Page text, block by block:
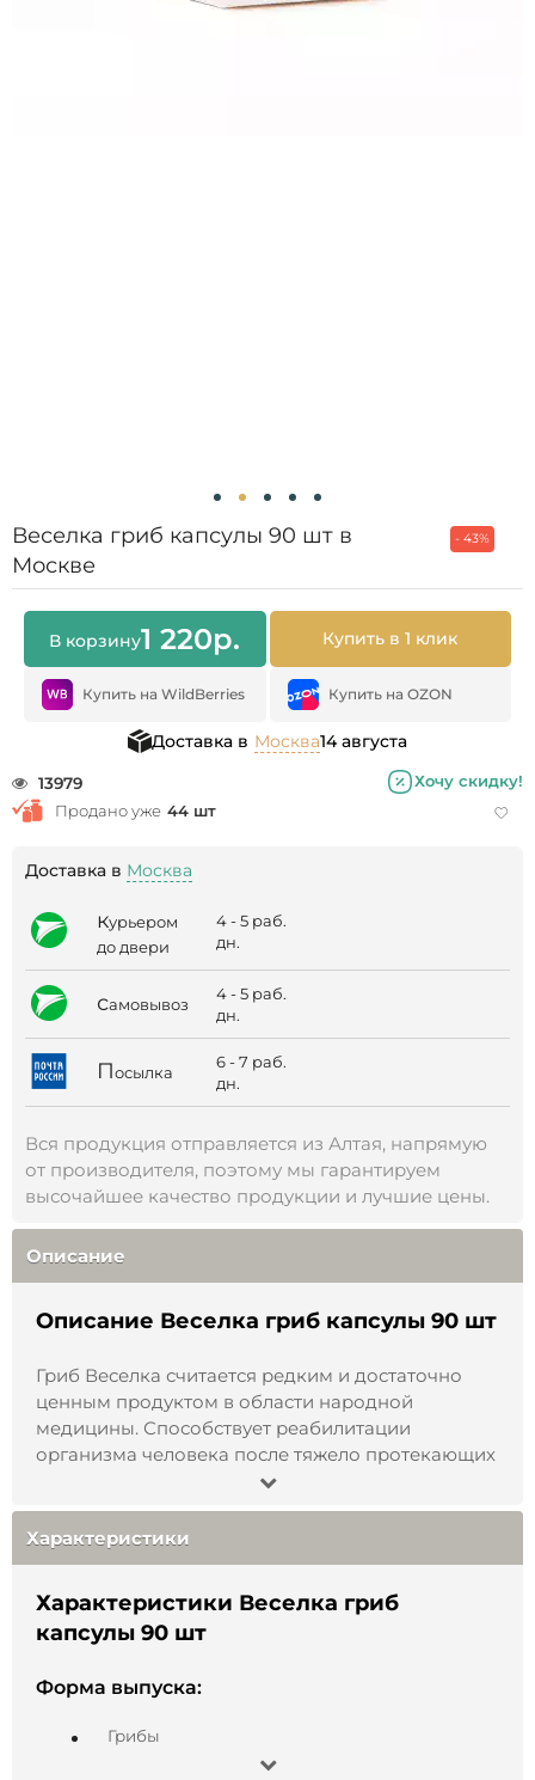
Веселка гриб капсулы 90 шт в
Москве
- 43%
В корзину1 220р. Купить в 1 клик
Купить на WildBerries Купить на OZON
Доставка в Москва14 августа
13979
Хочу скидку!
Продано уже 44 шт
Доставка в Москва
курьером
до двери
4 - 5 раб.
дн.
самовывоз
4 - 5 раб.
дн.
Посылка
6 - 7 раб.
дн.
Вся продукция отправляется из Алтая, напрямую
от производителя, поэтому мы гарантируем
высочайшее качество продукции и лучшие цены.
Описание
Описание Веселка гриб капсулы 90 шт
Гриб Веселка считается редким и достаточно
ценным продуктом в области народной
медицины. Способствует реабилитации
организма человека после тяжело протекающих
заболеваний. Благодаря многочисленным
полезным свойствам веселку используют для
приготовления ряда настоек, отваров. Однако,
целебных свойств гриба.
способом заготовления гриба Веселка,
остается большее количество полезных
компонентов гриба. Так, многие из
Характеристики
Характеристики Веселка гриб
капсулы 90 шт
Форма выпуска:
Грибы